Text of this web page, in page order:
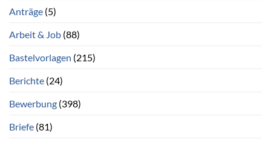
Anträge (5)
Arbeit & Job (88)
Bastelvorlagen (215)
Berichte (24)
Bewerbung (398)
Briefe (81)